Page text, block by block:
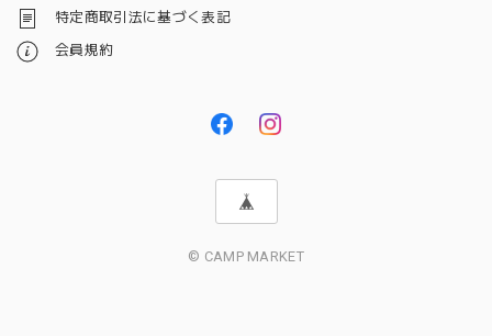
特定商取引法に基づく表記
会員規約
© CAMP MARKET